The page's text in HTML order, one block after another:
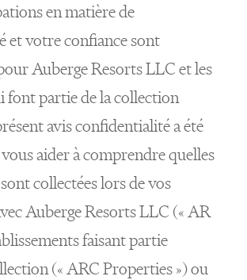
en matière de
et votre confiance sont
Auberge Resorts LLC et les
font partie de la collection
avis confidentialité a été
aider à comprendre quelles
collectées lors de vos
Auberge Resorts LLC (« AR
faisant partie
(« ARC Properties ») ou